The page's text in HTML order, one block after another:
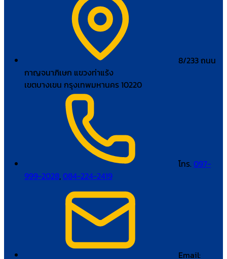
8/233 ถนน
กาญจนาภิเษก แขวงท่าแร้ง
เขตบางเขน กรุงเทพมหานคร 10220
โทร. 097-
999-2028,084-224-2419
Email: